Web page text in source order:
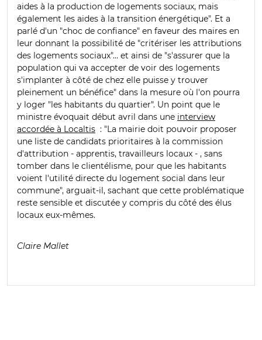
aides à la production de logements sociaux, mais
également les aides à la transition énergétique". Et a
parlé d'un "choc de confiance" en faveur des maires en
leur donnant la possibilité de "critériser les attributions
des logements sociaux"… et ainsi de "s'assurer que la
population qui va accepter de voir des logements
s'implanter à côté de chez elle puisse y trouver
pleinement un bénéfice" dans la mesure où l'on pourra
y loger "les habitants du quartier". Un point que le
ministre évoquait début avril dans une interview
accordée à Localtis : "La mairie doit pouvoir proposer
une liste de candidats prioritaires à la commission
d'attribution - apprentis, travailleurs locaux - , sans
tomber dans le clientélisme, pour que les habitants
voient l'utilité directe du logement social dans leur
commune", arguait-il, sachant que cette problématique
reste sensible et discutée y compris du côté des élus
locaux eux-mêmes.
Claire Mallet